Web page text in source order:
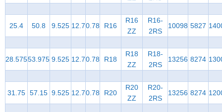
25.4 50.8 9.525 12.70.78 R16
R16
ZZ
R16-
2RS
10098 5827
28.57553.975 9.525 12.70.78 R18
R18
ZZ
R18-
2RS
13256 8274
31.75 57.15 9.525 12.70.78 R20
R20
ZZ
R20-
2RS
13256 8274